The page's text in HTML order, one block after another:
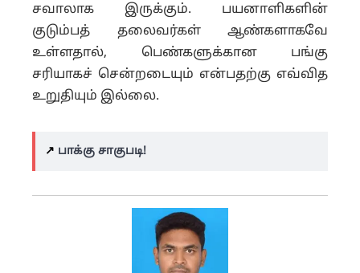
சவாலாக இருக்கும். பயனாளிகளின்
குடும்பத் தலைவர்கள் ஆண்களாகவே
உள்ளதால், பெண்களுக்கான பங்கு
சரியாகச் சென்றடையும் என்பதற்கு எவ்வித
உறுதியும் இல்லை.
↗️ பாக்கு சாகுபடி!